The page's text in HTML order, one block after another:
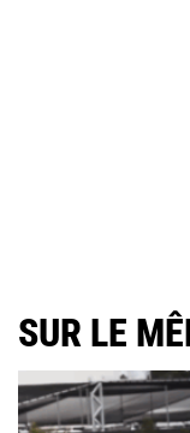
SUR LE